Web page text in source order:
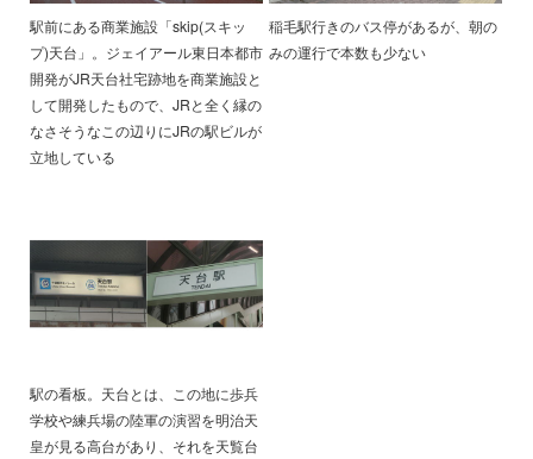
駅前にある商業施設「skip(スキッ
プ)天台」。ジェイアール東日本都市
開発がJR天台社宅跡地を商業施設と
して開発したもので、JRと全く縁の
なさそうなこの辺りにJRの駅ビルが
立地している
稲毛駅行きのバス停があるが、朝の
みの運行で本数も少ない
駅の看板。天台とは、この地に歩兵
学校や練兵場の陸軍の演習を明治天
皇が見る高台があり、それを天覧台